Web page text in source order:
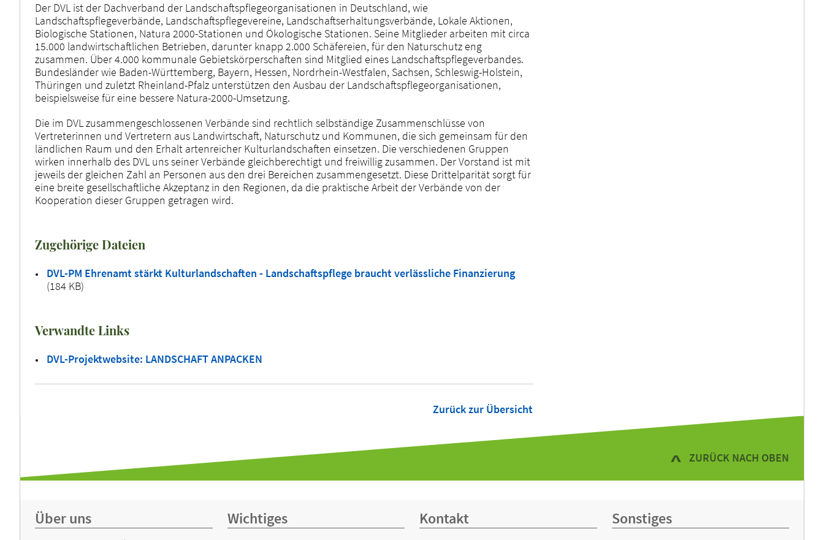
Der DVL ist der Dachverband der Landschaftspflegeorganisationen in Deutschland, wie
Landschaftspflegeverbände, Landschaftspflegevereine, Landschaftserhaltungsverbände, Lokale Aktionen,
Biologische Stationen, Natura 2000-Stationen und Ökologische Stationen. Seine Mitglieder arbeiten mit circa
15.000 landwirtschaftlichen Betrieben, darunter knapp 2.000 Schäfereien, für den Naturschutz eng
zusammen. Über 4.000 kommunale Gebietskörperschaften sind Mitglied eines Landschaftspflegeverbandes.
Bundesländer wie Baden-Württemberg, Bayern, Hessen, Nordrhein-Westfalen, Sachsen, Schleswig-Holstein,
Thüringen und zuletzt Rheinland-Pfalz unterstützen den Ausbau der Landschaftspflegeorganisationen,
beispielsweise für eine bessere Natura-2000-Umsetzung.
Die im DVL zusammengeschlossenen Verbände sind rechtlich selbständige Zusammenschlüsse von
Vertreterinnen und Vertretern aus Landwirtschaft, Naturschutz und Kommunen, die sich gemeinsam für den
ländlichen Raum und den Erhalt artenreicher Kulturlandschaften einsetzen. Die verschiedenen Gruppen
wirken innerhalb des DVL uns seiner Verbände gleichberechtigt und freiwillig zusammen. Der Vorstand ist mit
jeweils der gleichen Zahl an Personen aus den drei Bereichen zusammengesetzt. Diese Drittelparität sorgt für
eine breite gesellschaftliche Akzeptanz in den Regionen, da die praktische Arbeit der Verbände von der
Kooperation dieser Gruppen getragen wird.
Zugehörige Dateien
DVL-PM Ehrenamt stärkt Kulturlandschaften - Landschaftspflege braucht verlässliche Finanzierung
(184 KB)
Verwandte Links
DVL-Projektwebsite: LANDSCHAFT ANPACKEN
Zurück zur Übersicht
ZURÜCK NACH OBEN
Über uns Wichtiges Kontakt Sonstiges